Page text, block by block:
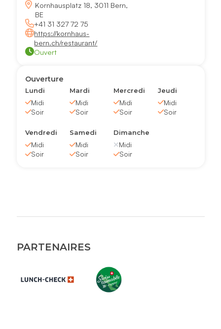
Kornhausplatz 18, 3011 Bern,
BE
+41 31 327 72 75
https://kornhaus-
bern.ch/restaurant/
Ouvert
Ouverture
Lundi
Midi
Soir
Mardi
Midi
Soir
Mercredi
Midi
Soir
Jeudi
Midi
Soir
Vendredi
Midi
Soir
Samedi
Midi
Soir
Dimanche
Midi
Soir
PARTENAIRES